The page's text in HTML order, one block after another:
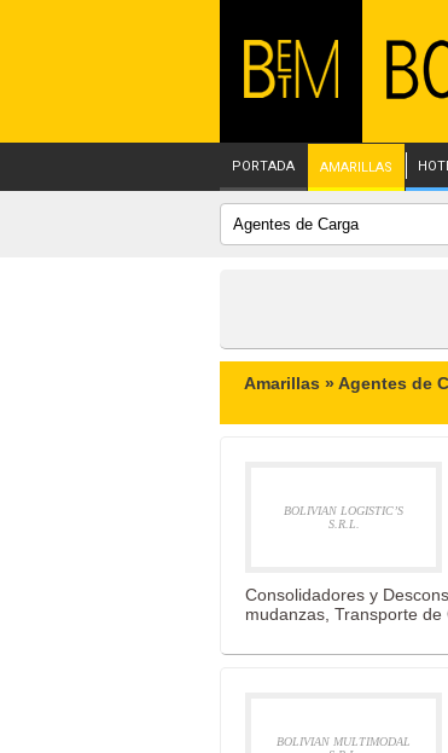
PORTADA AMARILLAS
Amarillas »Agentes de
BOLIVIAN LOGISTIC’S
S.R.L.
Consolidadores y
mudanzas, Transporte de
BOLIVIAN MULTIMODAL